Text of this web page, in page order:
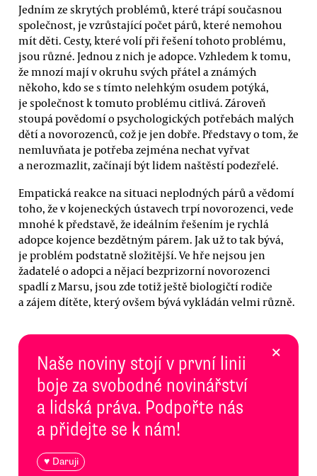
Jedním ze skrytých problémů, které trápí současnou
společnost, je vzrůstající počet párů, které nemohou
mít děti. Cesty, které volí při řešení tohoto problému,
jsou různé. Jednou z nich je adopce. Vzhledem k tomu,
že mnozí mají v okruhu svých přátel a známých
někoho, kdo se s tímto nelehkým osudem potýká,
je společnost k tomuto problému citlivá. Zároveň
stoupá povědomí o psychologických potřebách malých
dětí a novorozenců, což je jen dobře. Představy o tom, že
nemluvňata je potřeba zejména nechat vyřvat
a nerozmazlit, začínají být lidem naštěstí podezřelé.
Empatická reakce na situaci neplodných párů a vědomí
toho, že v kojeneckých ústavech trpí novorozenci, vede
mnohé k představě, že ideálním řešením je rychlá
adopce kojence bezdětným párem. Jak už to tak bývá,
je problém podstatně složitější. Ve hře nejsou jen
žadatelé o adopci a nějací bezprizorní novorozenci
spadlí z Marsu, jsou zde totiž ještě biologičtí rodiče
a zájem dítěte, který ovšem bývá vykládán velmi různě.
Naše noviny stojí v první linii
boje za svobodné novinářství
a lidská práva. Podpořte nás
a přidejte se k nám!
♥ Daruji
×